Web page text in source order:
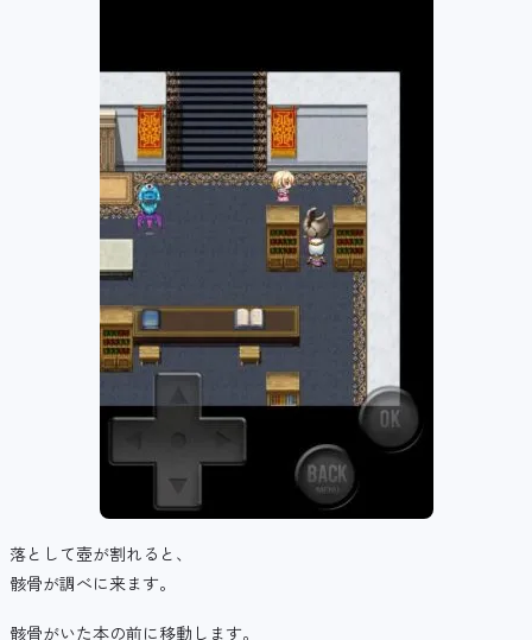
落として壺が割れると、
骸骨が調べに来ます。
骸骨がいた本の前に移動します。